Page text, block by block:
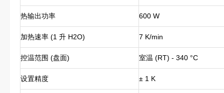
热输出功率 600 W
加热速率 (1 升 H2O) 7 K/min
控温范围 (盘面) 室温 (RT) - 340 °C
设置精度 ± 1 K